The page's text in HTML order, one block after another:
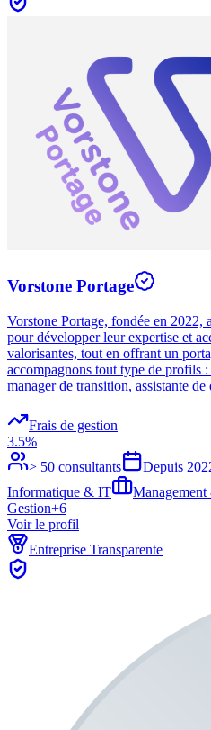
Vorstone Portage
Vorstone Portage, fondée en 2022,
pour développer leur expertise et
valorisantes, tout en offrant un
accompagnons tout type de profils
manager de transition, assistante
Frais de gestion
3.5%
> 50 consultants
Depuis
Informatique & IT
Gestion+6
Voir le profil
Entreprise Transparente